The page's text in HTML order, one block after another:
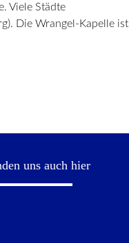
Viele Städte
Die Wrangel-Kapelle ist
uns auch hier